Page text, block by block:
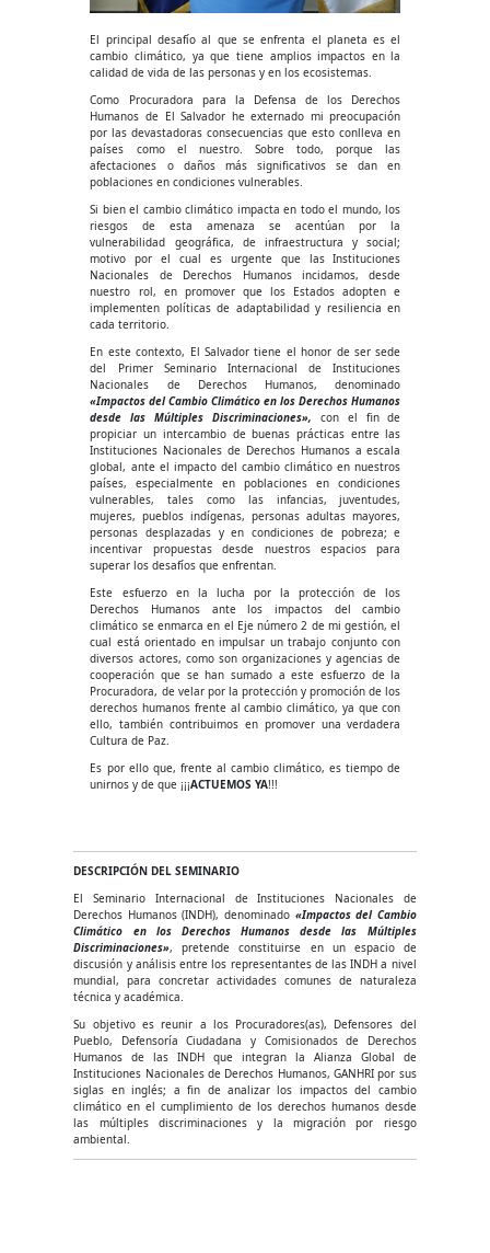
El principal desafío al que se enfrenta el planeta es el
cambio climático, ya que tiene amplios impactos en la
calidad de vida de las personas y en los ecosistemas.
Como Procuradora para la Defensa de los Derechos
Humanos de El Salvador he externado mi preocupación
por las devastadoras consecuencias que esto conlleva en
países como el nuestro. Sobre todo, porque las
afectaciones o daños más significativos se dan en
poblaciones en condiciones vulnerables.
Si bien el cambio climático impacta en todo el mundo, los
riesgos de esta amenaza se acentúan por la
vulnerabilidad geográfica, de infraestructura y social;
motivo por el cual es urgente que las Instituciones
Nacionales de Derechos Humanos incidamos, desde
nuestro rol, en promover que los Estados adopten e
implementen políticas de adaptabilidad y resiliencia en
cada territorio.
En este contexto, El Salvador tiene el honor de ser sede
del Primer Seminario Internacional de Instituciones
Nacionales de Derechos Humanos, denominado
«Impactos del Cambio Climático en los Derechos Humanos
desde las Múltiples Discriminaciones», con el fin de
propiciar un intercambio de buenas prácticas entre las
Instituciones Nacionales de Derechos Humanos a escala
global, ante el impacto del cambio climático en nuestros
países, especialmente en poblaciones en condiciones
vulnerables, tales como las infancias, juventudes,
mujeres, pueblos indígenas, personas adultas mayores,
personas desplazadas y en condiciones de pobreza; e
incentivar propuestas desde nuestros espacios para
superar los desafíos que enfrentan.
Este esfuerzo en la lucha por la protección de los
Derechos Humanos ante los impactos del cambio
climático se enmarca en el Eje número 2 de mi gestión, el
cual está orientado en impulsar un trabajo conjunto con
diversos actores, como son organizaciones y agencias de
cooperación que se han sumado a este esfuerzo de la
Procuradora, de velar por la protección y promoción de los
derechos humanos frente al cambio climático, ya que con
ello, también contribuimos en promover una verdadera
Cultura de Paz.
Es por ello que, frente al cambio climático, es tiempo de
unirnos y de que ¡¡¡ACTUEMOS YA!!!
DESCRIPCIÓN DEL SEMINARIO
El Seminario Internacional de Instituciones Nacionales de
Derechos Humanos (INDH), denominado «Impactos del Cambio
Climático en los Derechos Humanos desde las Múltiples
Discriminaciones», pretende constituirse en un espacio de
discusión y análisis entre los representantes de las INDH a nivel
mundial, para concretar actividades comunes de naturaleza
técnica y académica.
Su objetivo es reunir a los Procuradores(as), Defensores del
Pueblo, Defensoría Ciudadana y Comisionados de Derechos
Humanos de las INDH que integran la Alianza Global de
Instituciones Nacionales de Derechos Humanos, GANHRI por sus
siglas en inglés; a fin de analizar los impactos del cambio
climático en el cumplimiento de los derechos humanos desde
las múltiples discriminaciones y la migración por riesgo
ambiental.